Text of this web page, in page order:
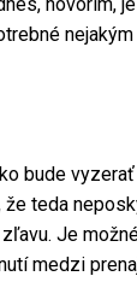
bude
že teda
Je
medzi